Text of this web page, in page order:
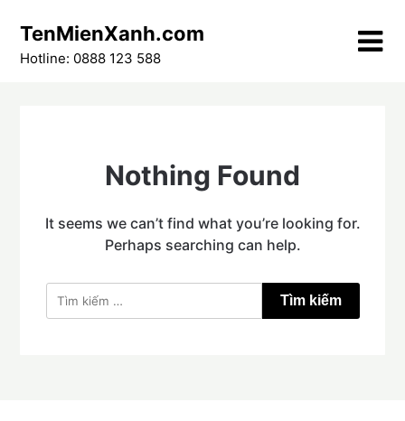
content
TenMienXanh.com
Hotline: 0888 123 588
Nothing Found
It seems we can’t find what you’re looking for.
Perhaps searching can help.
Tìm
kiếm